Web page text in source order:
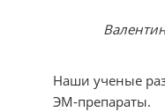
Наши ученые
ЭМ-препараты.